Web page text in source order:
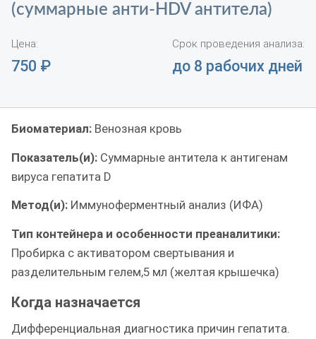
(суммарные анти-HDV антитела)
Цена:
750 ₽
Срок проведения анализа:
до 8 рабочих дней
Биоматериал: Венозная кровь
Показатель(и): Суммарные антитела к антигенам
вируса гепатита D
Метод(и): Иммуноферментный анализ (ИФА)
Тип контейнера и особенности преаналитики:
Пробирка с активатором свертывания и
разделительным гелем,5 мл (желтая крышечка)
Когда назначается
Дифференциальная диагностика причин гепатита.